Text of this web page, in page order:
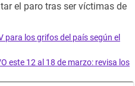
el paro tras ser víctimas de
para los grifos del país según el
este 12 al 18 de marzo: revisa los